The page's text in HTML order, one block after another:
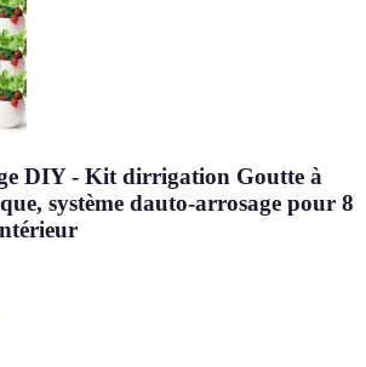
DIY - Kit dirrigation Goutte à
système dauto-arrosage pour 8